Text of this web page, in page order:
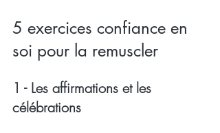
5 exercices confiance en
soi pour la remuscler
1 - Les affirmations et les
célébrations